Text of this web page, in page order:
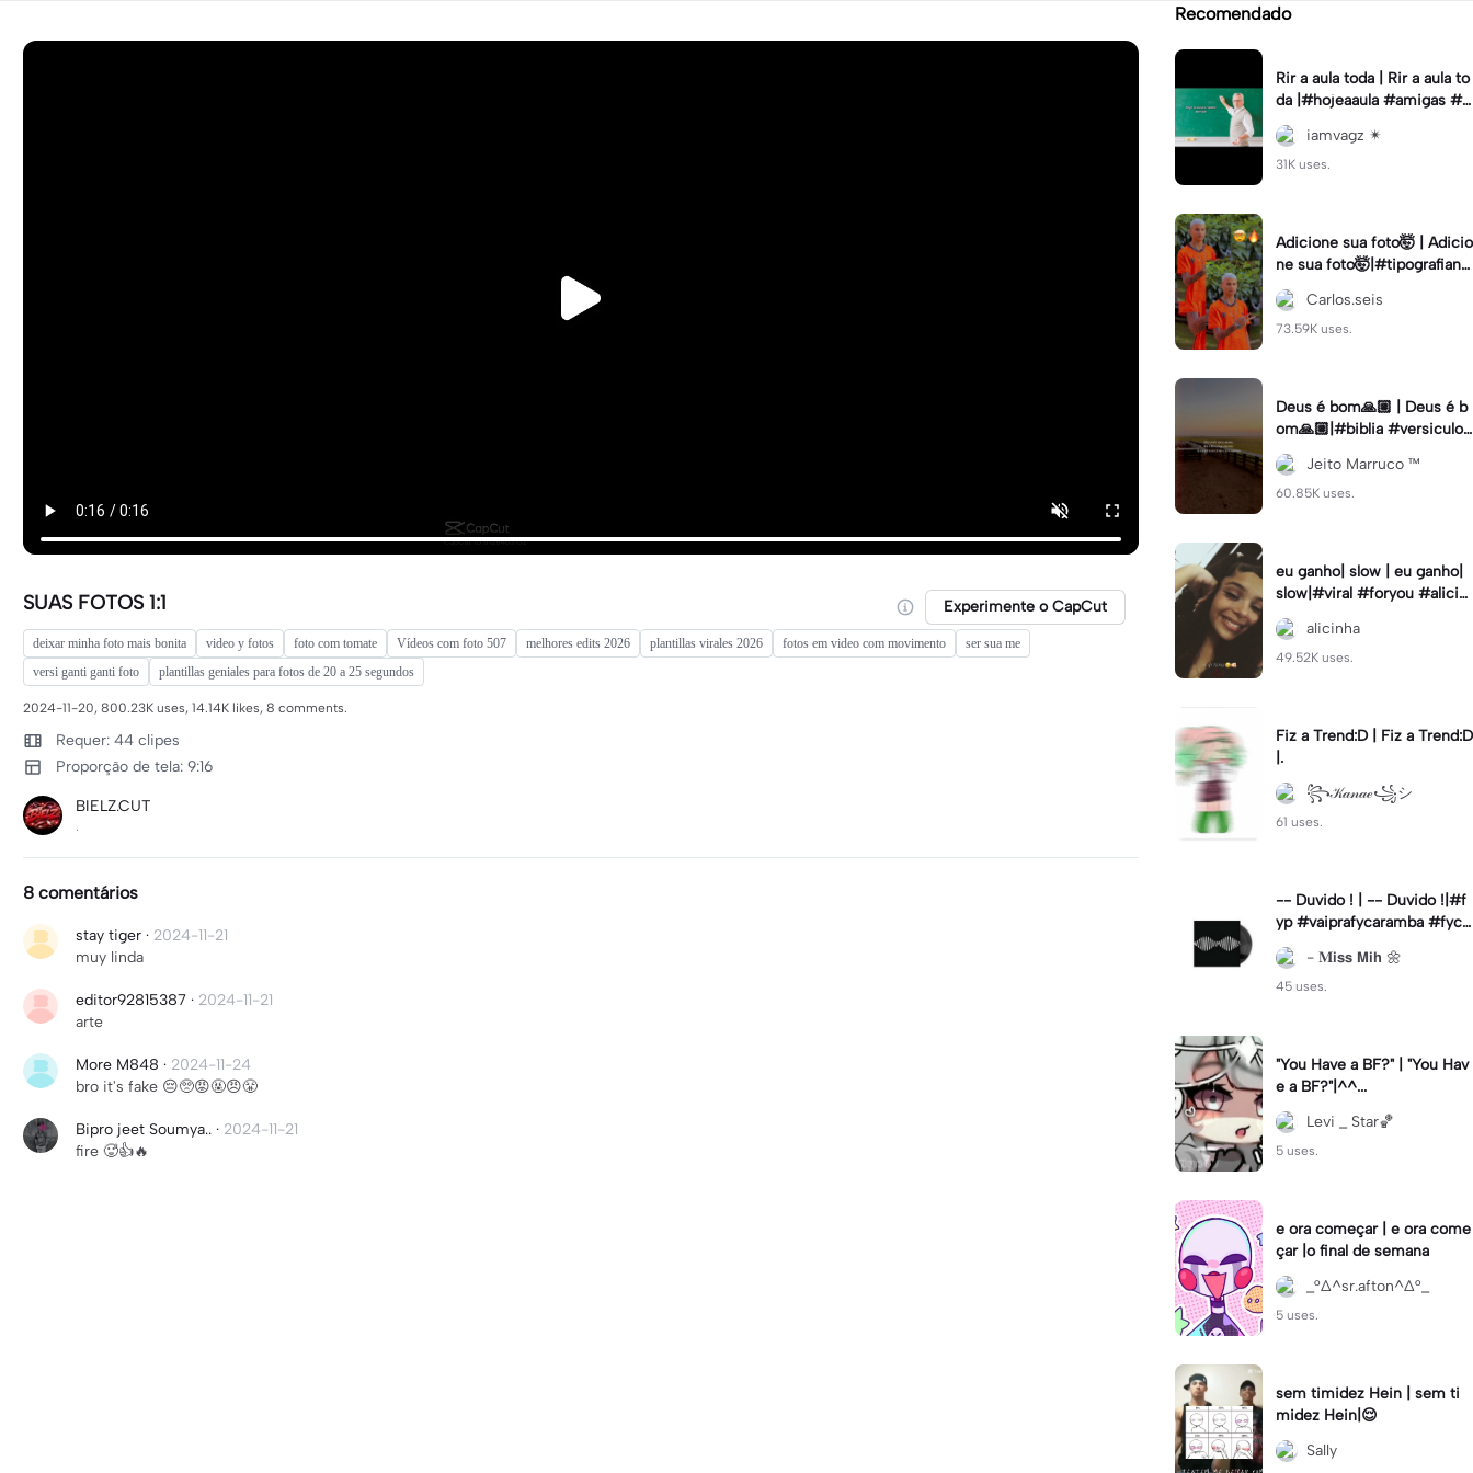
SUAS FOTOS 1:1 Experimente o CapCut
deixar minha foto mais bonita video y fotos foto com tomate Vídeos com foto 507 melhores edits 2026 plantillas virales 2026 fotos em video com movimento
ser sua me
versi ganti ganti foto
plantillas geniales para fotos de 20 a 25 segundos
2024-11-20, 800.23K uses, 14.14K likes, 8 comments.
Requer: 44 clipes
Proporção de tela: 9:16
BIELZ.CUT
.
8 comentários
stay tiger · 2024-11-21
muy linda
editor92815387 · 2024-11-21
arte
More M848 · 2024-11-24
bro it's fake 😔🥺😡🤬😠😤
Bipro jeet Soumya.. · 2024-11-21
fire 🥵👍🔥
Recomendado
Rir a aula toda | Rir a aula to
da |#hojeaaula #amigas #tr
endtikitok #melhoresamiga
s
iamvagz ✴︎
31K uses.
Adicione sua foto🤯 | Adicio
ne sua foto🤯|#tipografiano
va #status #tipografia
Carlos.seis
73.59K uses.
Deus é bom🙏🏼 | Deus é b
om🙏🏼|#biblia #versiculo
#cristao #agro #tipografia
#fy #fypJeito Marruco ™️
60.85K uses.
eu ganho| slow | eu ganho|
slow|#viral #foryou #alicin
ha #cameralenta #slow
alicinha
49.52K uses.
Fiz a Trend:D | Fiz a Trend:D
|.
꧂𝒦𝒶𝓃𝒶ℯ꧁シ
61 uses.
-- Duvido ! | -- Duvido !|#f
yp #vaiprafycaramba #fyca
pcut #viral
- 𝐌𝗶𝘀𝘀 𝗠𝗶𝗵 🌼
45 uses.
"You Have a BF?" | "You Hav
e a BF?"|^^...
Levi _ Star🏀
5 uses.
e ora começar | e ora come
çar |o final de semana
_°∆^sr.afton^∆°_
5 uses.
sem timidez Hein | sem ti
midez Hein|😌
Sally